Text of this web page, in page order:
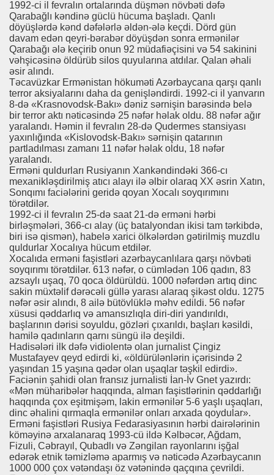
1992-ci il fevralın ortalarında düşmən növbəti dəfə
Qarabağlı kəndinə güclü hücuma başladı. Qanlı
döyüşlərdə kənd dəfələrlə əldən-ələ keçdi. Dörd gün
davam edən qeyri-bərabər döyüşdən sonra ermənilər
Qarabağı ələ keçirib onun 92 müdafiəçisini və 54 sakinini
vəhşicəsinə öldürüb silos quyularına atdılar. Qalan əhali
əsir alındı.
Təcavüzkar Ermənistan hökuməti Azərbaycana qarşı qanlı
terror aksiyalarını daha da genişləndirdi. 1992-ci il yanvarın
8-də «Krasnovodsk-Bakı» dəniz sərnişin barəsində belə
bir terror aktı nəticəsində 25 nəfər həlak oldu. 88 nəfər ağır
yaralandı. Həmin il fevralın 28-də Qudermes stansiyası
yaxınlığında «Kislovodsk-Bakı» sərnişin qatarının
partladılması zamanı 11 nəfər həlak oldu, 18 nəfər
yaralandı.
Erməni quldurları Rusiyanın Xankəndindəki 366-cı
mexanikləşdirilmiş atıcı alayı ilə əlbir olaraq XX əsrin Xatın,
Sonqımı faciələrini geridə qoyan Xocalı soyqırımını
törətdilər.
1992-ci il fevralın 25-də saat 21-də erməni hərbi
birləşmələri, 366-cı alay (üç batalyondan ikisi tam tərkibdə,
biri isə qismən), habelə xarici ölkələrdən gətirilmiş muzdlu
quldurlar Xocalıya hücum etdilər.
Xocalıda erməni faşistləri azərbaycanlılara qarşı növbəti
soyqırımı törətdilər. 613 nəfər, o cümlədən 106 qadın, 83
azsaylı uşaq, 70 qoca öldürüldü. 1000 nəfərdən artıq dinc
sakin müxtəlif dərəcəli güllə yarası alaraq şikəst oldu. 1275
nəfər əsir alındı, 8 ailə bütövlüklə məhv edildi. 56 nəfər
xüsusi qəddarlıq və amansızlıqla diri-diri yandırıldı,
başlarının dərisi soyuldu, gözləri çıxarıldı, başları kəsildi,
hamilə qadınların qarnı süngü ilə deşildi.
Hadisələri ilk dəfə vidiolentə olan jurnalist Çingiz
Mustafayev qeyd edirdi ki, «öldürülənlərin içərisində 2
yaşından 15 yaşına qədər olan uşaqlar təşkil edirdi».
Faciənin şahidi olan fransız jurnalisti İan-İv Gnet yazırdı:
«Mən müharibələr haqqında, alman faşistlərinin qəddarlığı
haqqında çox eşitmişəm, lakin ermənilər 5-6 yaşlı uşaqları,
dinc əhalini qırmaqla ermənilər onları arxada qoydular».
Erməni faşistləri Rusiya Fedarasiyasının hərbi dairələrinin
köməyinə arxalanaraq 1993-cü ildə Kəlbəcər, Ağdam,
Fizuli, Cəbrayıl, Qubadlı və Zəngilan rayonlarını işğal
edərək etnik təmizləmə aparmış və nəticədə Azərbaycanın
1000 000 çox vətəndaşı öz vətənində qaçqına çevrildi.